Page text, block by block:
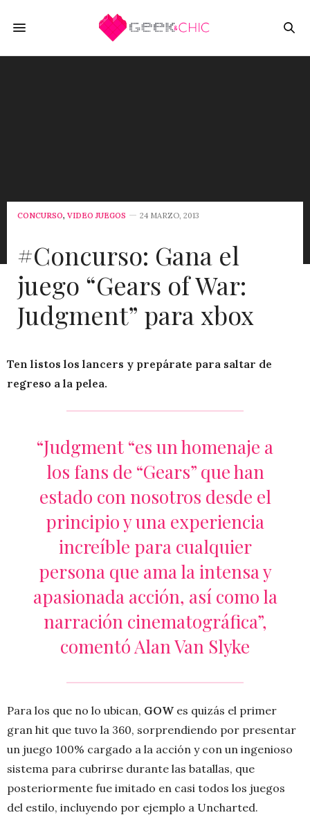
CONCURSO, VIDEO JUEGOS 24 MARZO, 2013
#Concurso: Gana el
juego “Gears of War:
Judgment” para xbox
Ten listos los lancers y prepárate para saltar de
regreso a la pelea.
“Judgment “es un homenaje a
los fans de “Gears” que han
estado con nosotros desde el
principio y una experiencia
increíble para cualquier
persona que ama la intensa y
apasionada acción, así como la
narración cinematográfica”,
comentó Alan Van Slyke
Para los que no lo ubican, GOW es quizás el primer
gran hit que tuvo la 360, sorprendiendo por presentar
un juego 100% cargado a la acción y con un ingenioso
sistema para cubrirse durante las batallas, que
posteriormente fue imitado en casi todos los juegos
del estilo, incluyendo por ejemplo a Uncharted.